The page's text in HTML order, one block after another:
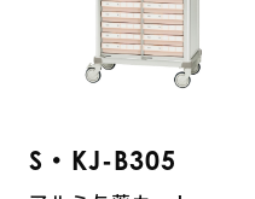
S・KJ-B305